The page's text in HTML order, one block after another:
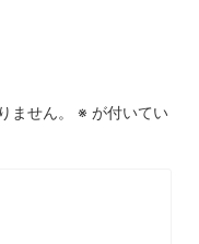
ません。 ※ が付いてい